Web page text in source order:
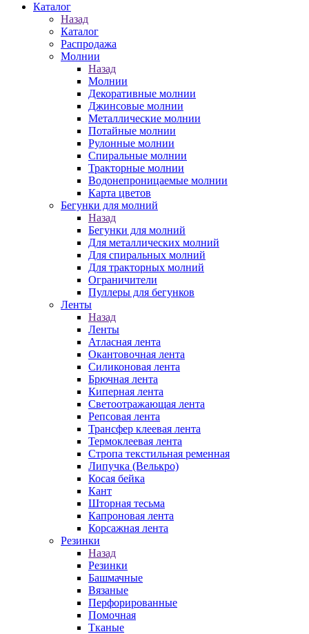
Каталог
Назад
Каталог
Распродажа
Молнии
Назад
Молнии
Декоративные молнии
Джинсовые молнии
Металлические молнии
Потайные молнии
Рулонные молнии
Спиральные молнии
Тракторные молнии
Водонепроницаемые молнии
Карта цветов
Бегунки для молний
Назад
Бегунки для молний
Для металлических молний
Для спиральных молний
Для тракторных молний
Ограничители
Пуллеры для бегунков
Ленты
Назад
Ленты
Атласная лента
Окантовочная лента
Силиконовая лента
Брючная лента
Киперная лента
Светоотражающая лента
Репсовая лента
Трансфер клеевая лента
Термоклеевая лента
Стропа текстильная ременная
Липучка (Велькро)
Косая бейка
Кант
Шторная тесьма
Капроновая лента
Корсажная лента
Резинки
Назад
Резинки
Башмачные
Вязаные
Перфорированные
Помочная
Тканые